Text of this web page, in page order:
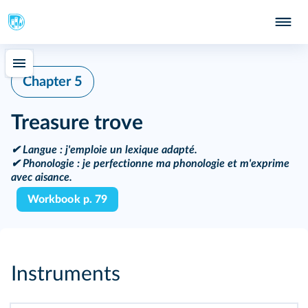
Chapter 5
Treasure trove
✔Langue : j'emploie un lexique adapté.
✔Phonologie : je perfectionne ma phonologie et m'exprime
avec aisance.
Workbook p. 79
Instruments